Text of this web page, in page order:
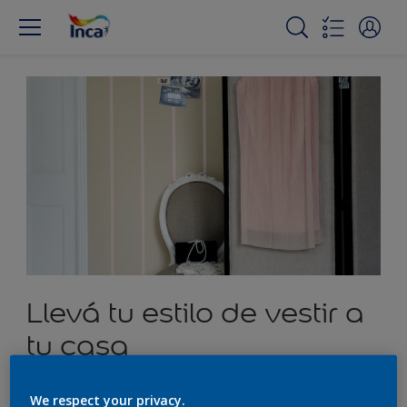
Llevá tu estilo de vestir a
tu casa
We respect your privacy.